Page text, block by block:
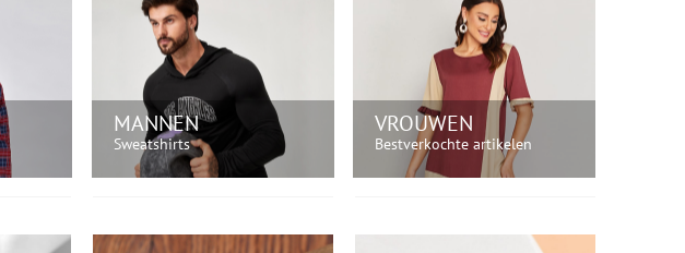
MANNEN
Sweatshirts
VROUWEN
Bestverkochte artikelen